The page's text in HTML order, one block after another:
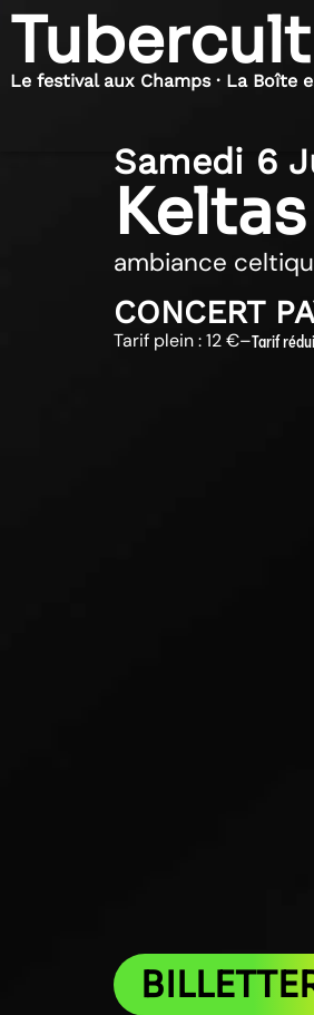
Le festival aux Champs · La Boîte
Samedi 6
Keltas
ambiance
CONCERT
Tarif plein : 12 €–Tarif